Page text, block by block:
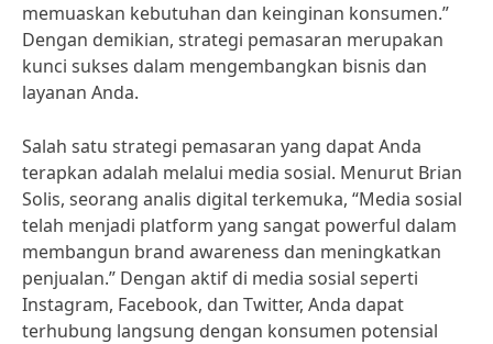
memuaskan kebutuhan dan keinginan konsumen.”
Dengan demikian, strategi pemasaran merupakan
kunci sukses dalam mengembangkan bisnis dan
layanan Anda.
Salah satu strategi pemasaran yang dapat Anda
terapkan adalah melalui media sosial. Menurut Brian
Solis, seorang analis digital terkemuka, “Media sosial
telah menjadi platform yang sangat powerful dalam
membangun brand awareness dan meningkatkan
penjualan.” Dengan aktif di media sosial seperti
Instagram, Facebook, dan Twitter, Anda dapat
terhubung langsung dengan konsumen potensial